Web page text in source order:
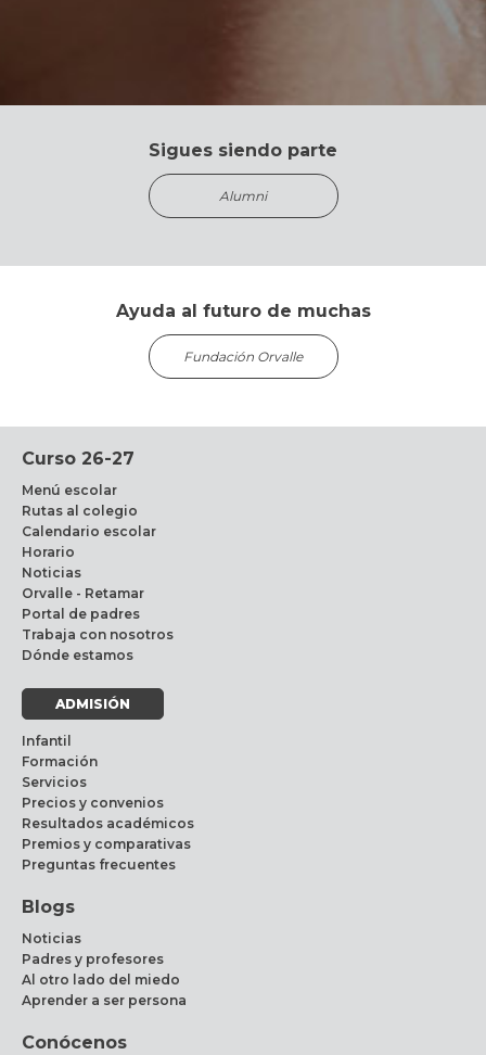
Sigues siendo parte
Alumni
Ayuda al futuro de muchas
Fundación Orvalle
Curso 26-27
Menú escolar
Rutas al colegio
Calendario escolar
Horario
Noticias
Orvalle - Retamar
Portal de padres
Trabaja con nosotros
Dónde estamos
ADMISIÓN
Infantil
Formación
Servicios
Precios y convenios
Resultados académicos
Premios y comparativas
Preguntas frecuentes
Blogs
Noticias
Padres y profesores
Al otro lado del miedo
Aprender a ser persona
Conócenos